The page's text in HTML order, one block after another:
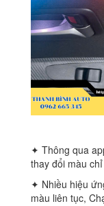
✦ Thông qua
thay đổi màu
✦ Nhiều hiệu
màu liên tục,